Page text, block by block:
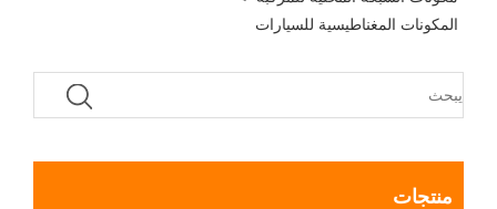
المكونات المغناطيسية للسيارات
منتجات